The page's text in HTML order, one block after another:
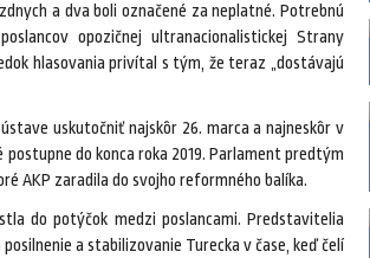
a dva boli označené za neplatné. Potrebnú
opozičnej ultranacionalistickej Strany
hlasovania privítal s tým, že teraz „dostávajú
uskutočniť najskôr 26. marca a najneskôr v
do konca roka 2019. Parlament predtým
AKP zaradila do svojho reformného balíka.
do potýčok medzi poslancami. Predstavitelia
a stabilizovanie Turecka v čase, keď čelí